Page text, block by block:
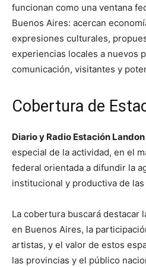
funcionan como una ventana
Buenos Aires: acercan
expresiones culturales,
experiencias locales a nuevos
comunicación, visitantes y
Cobertura de
Diario y Radio Estación Landon
especial de la actividad, en el
federal orientada a difundir la
institucional y productiva de
La cobertura buscará destacar
en Buenos Aires, la
artistas, y el valor de estos
las provincias y el público